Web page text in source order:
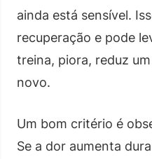
ainda está sensível.
recuperação e pode
treina, piora, reduz
novo.
Um bom critério é
Se a dor aumenta